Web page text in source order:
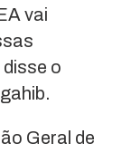
vai
o
Geral de